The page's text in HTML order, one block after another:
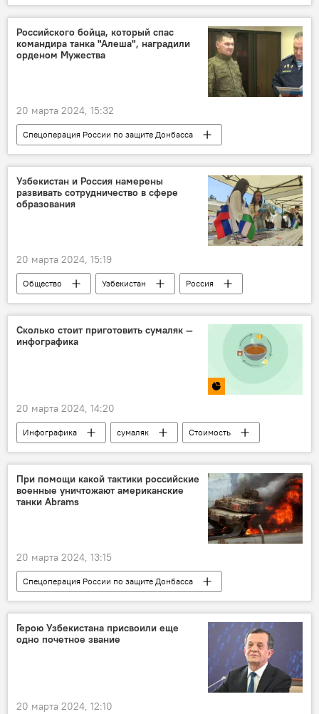
Владимир Путин
ОДКБ
Азербайджан
Армения
Грузия
Никол Пашинян
Российского бойца, который спас
командира танка "Алеша", наградили
орденом Мужества
20 марта 2024, 15:32
Спецоперация России по защите Донбасса
спецоперация
Россия
ВСУ
танк
Владимир Путин
Узбекистан и Россия намерены
развивать сотрудничество в сфере
образования
20 марта 2024, 15:19
Общество Узбекистан
Россия
Образование
сотрудничество
министерство высшего образования, науки и инноваций Узбекистана
Сколько стоит приготовить сумаляк —
инфографика
20 марта 2024, 14:20
Инфографика сумаляк
Стоимость
продукты
Навруз Узбекистан
При помощи какой тактики российские
военные уничтожают американские
танки Abrams
20 марта 2024, 13:15
Спецоперация России по защите Донбасса
спецоперация
Россия
ВСУ
танки
уничтожение
Герою Узбекистана присвоили еще
одно почетное звание
20 марта 2024, 12:10